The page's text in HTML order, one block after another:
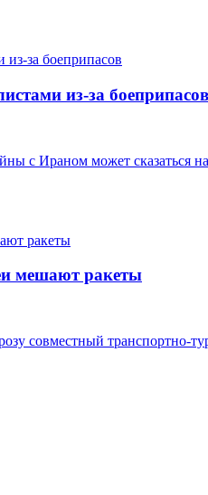
из-за боеприпасов
с Ираном может сказаться
мешают ракеты
совместный транспортно-